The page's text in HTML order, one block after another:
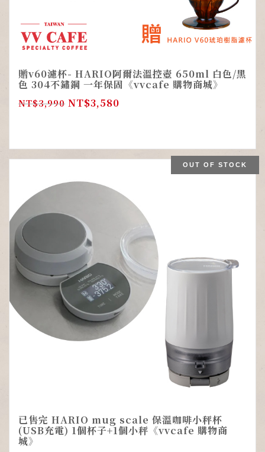
贈v60濾杯- HARIO阿爾法溫控壺 650ml 白色/黑
色 304不鏽鋼 一年保固《vvcafe 購物商城》
NT$3,990 NT$3,580
OUT OF STOCK
已售完 HARIO mug scale 保溫咖啡小秤杯
(USB充電) 1個杯子+1個小秤《vvcafe 購物商
城》